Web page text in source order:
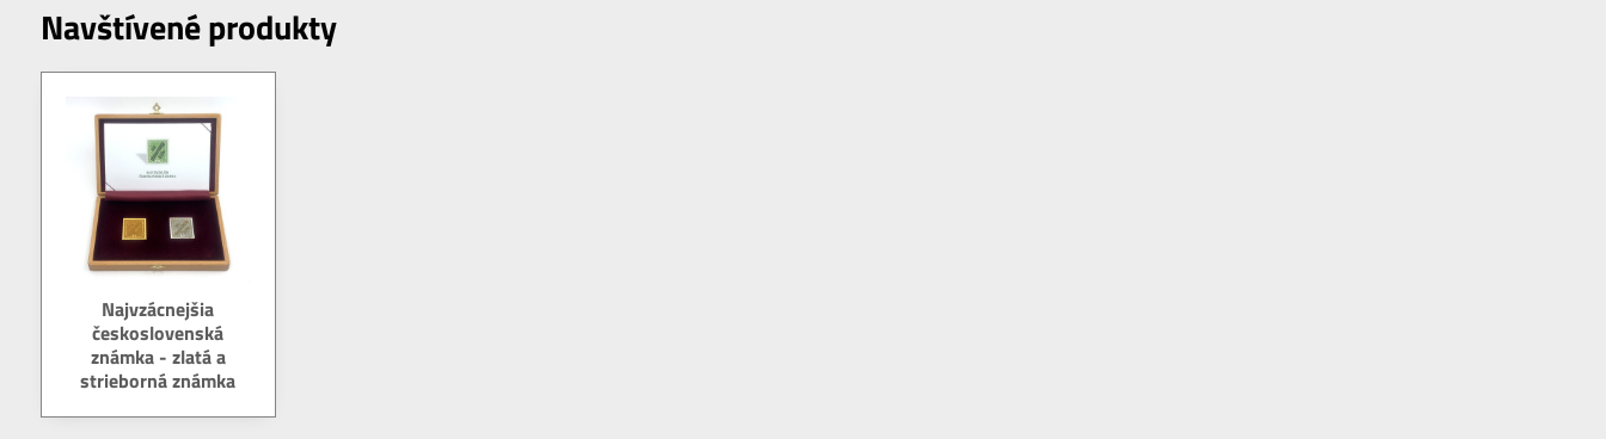
Navštívené produkty
Najvzácnejšia
československá
známka - zlatá a
strieborná známka